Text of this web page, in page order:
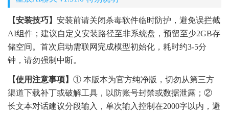
【安装技巧】 安装前请关闭杀毒软件临时防护，避免误拦截
AI组件；建议自定义安装路径至非系统盘，预留至少2GB存
储空间。首次启动需联网完成模型初始化，耗时约3-5分
钟，请勿强制中断。
【使用注意事项】 ① 本版本为官方纯净版，切勿从第三方
渠道下载补丁或破解工具，以防账号封禁或数据泄露；②
长文本对话建议分段输入，单次输入控制在2000字以内，避